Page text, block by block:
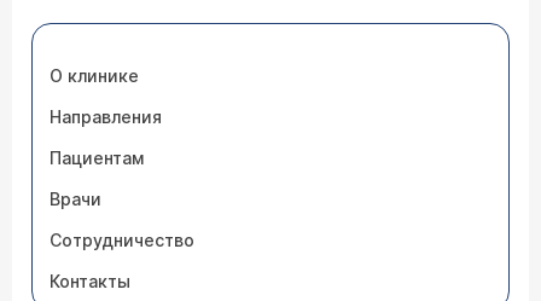
О клинике
Направления
Пациентам
Врачи
Сотрудничество
Контакты